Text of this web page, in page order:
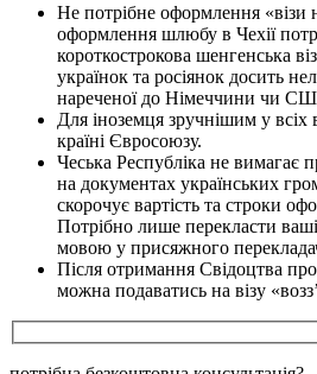
Не потрібне оформлення «візи
оформлення шлюбу в Чехії
короткострокова шенгенська
українок та росіянок досить
нареченої до Німеччини чи
Для іноземця зручнішим у всіх
країні Євросоюзу.
Чеська Республіка не вимагає
на документах українських
скорочує вартість та строки
Потрібно лише перекласти
мовою у присяжного
Після отримання Свідоцтва
можна подаватись на візу